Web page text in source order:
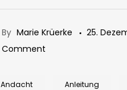
By Marie Krüerke 25.
Comment
Material
Andacht Anleitung